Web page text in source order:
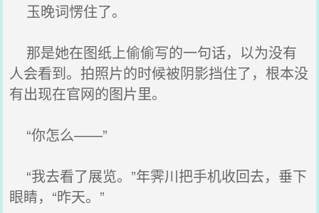
玉晚词愣住了。
那是她在图纸上偷偷写的一句话，以为没有
人会看到。拍照片的时候被阴影挡住了，根本没
有出现在官网的图片里。
“你怎么——”
“我去看了展览。”年霁川把手机收回去，垂下
眼睛，“昨天。”